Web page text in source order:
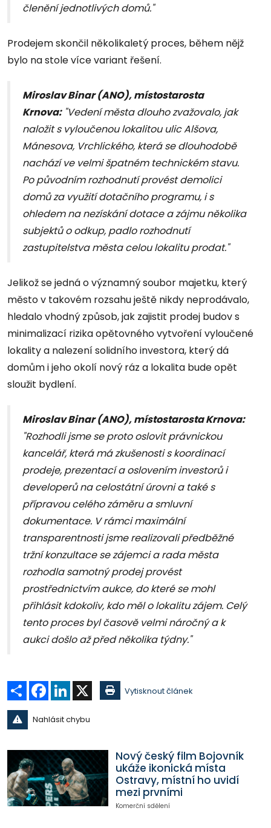
členění jednotlivých domů."
Prodejem skončil několikaletý proces, během nějž
bylo na stole více variant řešení.
Miroslav Binar (ANO), místostarosta
Krnova:"Vedení města dlouho zvažovalo, jak
naložit s vyloučenou lokalitou ulic Alšova,
Mánesova, Vrchlického, která se dlouhodobě
nachází ve velmi špatném technickém stavu.
Po původním rozhodnutí provést demolici
domů za využití dotačního programu, i s
ohledem na nezískání dotace a zájmu několika
subjektů o odkup, padlo rozhodnutí
zastupitelstva města celou lokalitu prodat."
Jelikož se jedná o významný soubor majetku, který
město v takovém rozsahu ještě nikdy neprodávalo,
hledalo vhodný způsob, jak zajistit prodej budov s
minimalizací rizika opětovného vytvoření vyloučené
lokality a nalezení solidního investora, který dá
domům i jeho okolí nový ráz a lokalita bude opět
sloužit bydlení.
Miroslav Binar (ANO), místostarosta Krnova:
"Rozhodli jsme se proto oslovit právnickou
kancelář, která má zkušenosti s koordinací
prodeje, prezentací a oslovením investorů i
developerů na celostátní úrovni a také s
přípravou celého záměru a smluvní
dokumentace. V rámci maximální
transparentnosti jsme realizovali předběžné
tržní konzultace se zájemci a rada města
rozhodla samotný prodej provést
prostřednictvím aukce, do které se mohl
přihlásit kdokoliv, kdo měl o lokalitu zájem. Celý
tento proces byl časově velmi náročný a k
aukci došlo až před několika týdny."
Sdílet Facebook
LinkedIn Vytisknout článek
Nahlásit chybu
Nový český film Bojovník
ukáže ikonická místa
Ostravy, místní ho uvidí
mezi prvními
Komerční sdělení